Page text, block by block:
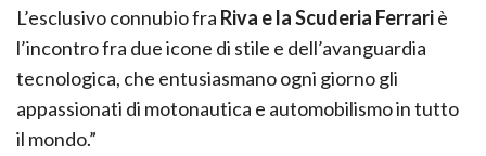
L’esclusivo connubio fra Riva e la Scuderia Ferrariè
l’incontro fra due icone di stile e dell’avanguardia
tecnologica, che entusiasmano ogni giorno gli
appassionati di motonautica e automobilismo in tutto
il mondo.”